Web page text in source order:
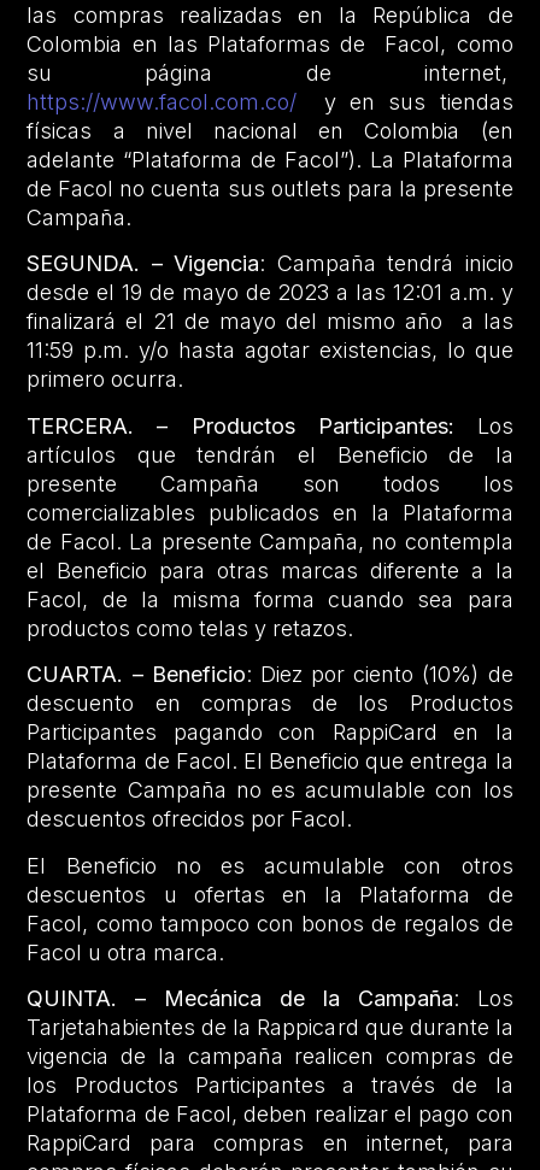
las compras realizadas en la República de
Colombia en las Plataformas de Facol, como
su página de internet,
https://www.facol.com.co/ y en sus tiendas
físicas a nivel nacional en Colombia (en
adelante “Plataforma de Facol”). La Plataforma
de Facol no cuenta sus outlets para la presente
Campaña.
SEGUNDA. – Vigencia: Campaña tendrá inicio
desde el 19 de mayo de 2023 a las 12:01 a.m. y
finalizará el 21 de mayo del mismo año a las
11:59 p.m. y/o hasta agotar existencias, lo que
primero ocurra.
TERCERA. – Productos Participantes: Los
artículos que tendrán el Beneficio de la
presente Campaña son todos los
comercializables publicados en la Plataforma
de Facol. La presente Campaña, no contempla
el Beneficio para otras marcas diferente a la
Facol, de la misma forma cuando sea para
productos como telas y retazos.
CUARTA. – Beneficio: Diez por ciento (10%) de
descuento en compras de los Productos
Participantes pagando con RappiCard en la
Plataforma de Facol. El Beneficio que entrega la
presente Campaña no es acumulable con los
descuentos ofrecidos por Facol.
El Beneficio no es acumulable con otros
descuentos u ofertas en la Plataforma de
Facol, como tampoco con bonos de regalos de
Facol u otra marca.
QUINTA. – Mecánica de la Campaña: Los
Tarjetahabientes de la Rappicard que durante la
vigencia de la campaña realicen compras de
los Productos Participantes a través de la
Plataforma de Facol, deben realizar el pago con
RappiCard para compras en internet, para